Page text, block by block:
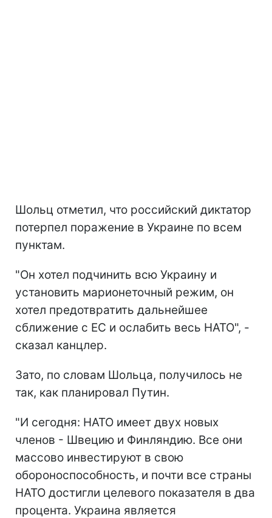
Шольц отметил, что российский диктатор
потерпел поражение в Украине по всем
пунктам.
"Он хотел подчинить всю Украину и
установить марионеточный режим, он
хотел предотвратить дальнейшее
сближение с ЕС и ослабить весь НАТО", -
сказал канцлер.
Зато, по словам Шольца, получилось не
так, как планировал Путин.
"И сегодня: НАТО имеет двух новых
членов - Швецию и Финляндию. Все они
массово инвестируют в свою
обороноспособность, и почти все страны
НАТО достигли целевого показателя в два
процента. Украина является